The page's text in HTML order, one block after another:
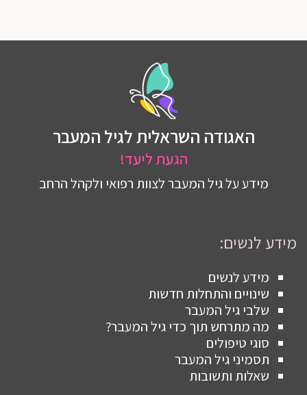
האגודה השראלית לגיל המעבר
הגעת ליעד!
מידע על גיל המעבר לצוות רפואי ולקהל הרחב
מידע לנשים:
מידע לנשים
שינויים והתחלות חדשות
שלבי גיל המעבר
מה מתרחש תוך כדי גיל המעבר?
סוגי טיפולים
תסמיני גיל המעבר
שאלות ותשובות